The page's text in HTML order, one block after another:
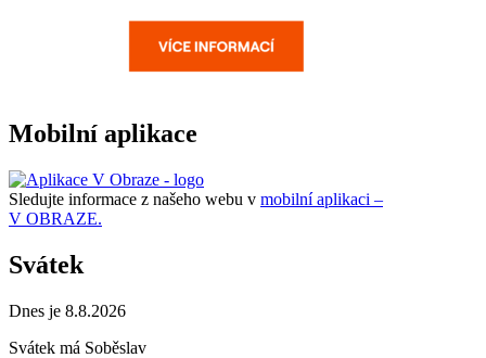
Mobilní aplikace
Sledujte informace z našeho webu v mobilní aplikaci –
V OBRAZE.
Svátek
Dnes je 8.8.2026
Svátek má Soběslav